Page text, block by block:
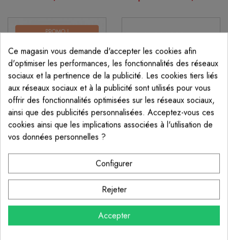
SUPPORT DE MARCHE
CURVE METAL À SOUDER
- POUR ESCALIER DROIT
PROMO !
LIMON 1/4 TOURNANT
À partir de 1 248,00 €
Ce magasin vous demande d'accepter les cookies afin
d'optimiser les performances, les fonctionnalités des réseaux
sociaux et la pertinence de la publicité. Les cookies tiers liés
aux réseaux sociaux et à la publicité sont utilisés pour vous
offrir des fonctionnalités optimisées sur les réseaux sociaux,
ainsi que des publicités personnalisées. Acceptez-vous ces
cookies ainsi que les implications associées à l'utilisation de
vos données personnelles ?
Configurer
Rejeter
Accepter